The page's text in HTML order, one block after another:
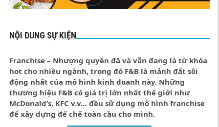
NỘI DUNG SỰ KIỆN
Franchise – Nhượng quyền đã và vẫn đang là từ khóa
hot cho nhiều ngành, trong đó F&B là mảnh đất sôi
động nhất của mô hình kinh doanh này. Những
thương hiệu F&B có giá trị lớn nhất thế giới như
McDonald’s, KFC v.v… đều sử dụng mô hình franchise
để xây dựng đế chế toàn cầu cho mình.